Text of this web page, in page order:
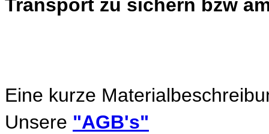
Transport zu sichern bzw
Eine kurze
Unsere "AGB's"